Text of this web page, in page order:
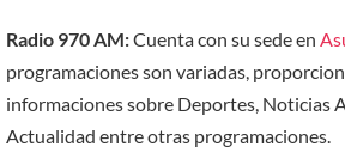
Radio 970 AM:Cuenta con su sede en
programaciones son variadas,
informaciones sobre Deportes, Noticias
Actualidad entre otras programaciones.